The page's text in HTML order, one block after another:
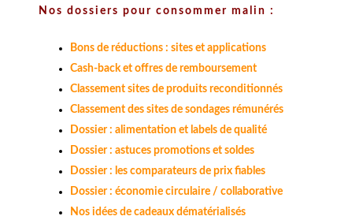
Nos dossiers pour consommer malin :
Bons de réductions : sites et applications
Cash-back et offres de remboursement
Classement sites de produits reconditionnés
Classement des sites de sondages rémunérés
Dossier : alimentation et labels de qualité
Dossier : astuces promotions et soldes
Dossier : les comparateurs de prix fiables
Dossier : économie circulaire / collaborative
Nos idées de cadeaux dématérialisés